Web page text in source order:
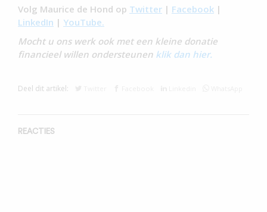
Volg Maurice de Hond op Twitter | Facebook |
LinkedIn | YouTube.
Mocht u ons werk ook met een kleine donatie
financieel willen ondersteunen klik dan hier.
Deel dit artikel:
REACTIES